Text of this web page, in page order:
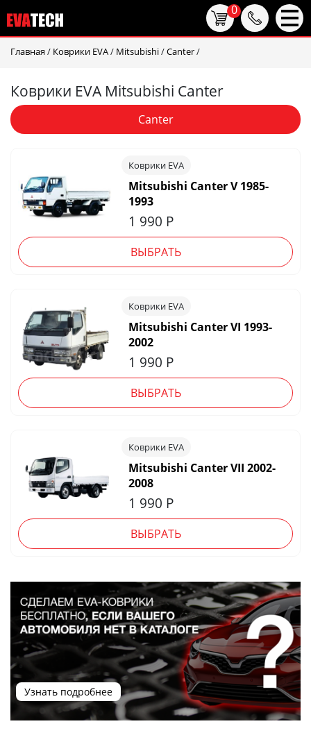
Главная / Коврики EVA/ Mitsubishi/Canter/
Коврики EVA Mitsubishi Canter
Canter
Коврики EVA
Mitsubishi Canter V 1985-
1993
1 990 Р
ВЫБРАТЬ
Коврики EVA
Mitsubishi Canter VI 1993-
2002
1 990 Р
ВЫБРАТЬ
Коврики EVA
Mitsubishi Canter VII 2002-
2008
1 990 Р
ВЫБРАТЬ
Узнать подробнее
0